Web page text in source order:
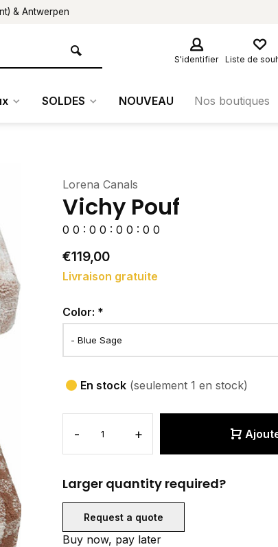
& Antwerpen
S'identifier Liste de
SOLDES NOUVEAU Nos boutiques
Lorena Canals
Vichy Pouf
0 0 : 0 0 : 0 0 : 0 0
€119,00
Livraison gratuite
Color: *
En stock (seulement 1 en stock)
- +
Larger quantity required?
Request a quote
Buy now, pay later